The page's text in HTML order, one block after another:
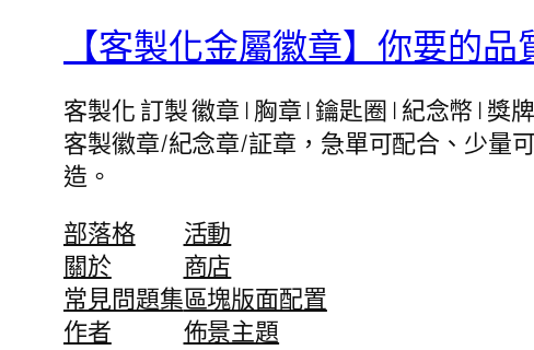
【客製化金屬徽章】你要的
客製化 訂製 徽章 | 胸章 | 鑰匙圈 | 紀念幣 |
客製徽章/紀念章/証章，急單可配合、少量
造。
部落格
關於
常見問題集
作者
活動
商店
區塊版面配置
佈景主題